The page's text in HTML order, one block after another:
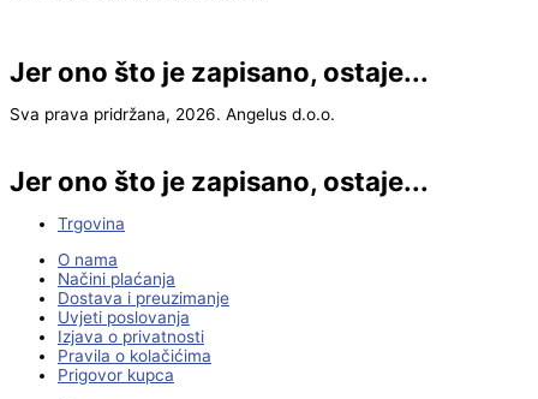
Jer ono što je zapisano, ostaje...
Sva prava pridržana, 2026. Angelus d.o.o.
Jer ono što je zapisano, ostaje...
Trgovina
O nama
Načini plaćanja
Dostava i preuzimanje
Uvjeti poslovanja
Izjava o privatnosti
Pravila o kolačićima
Prigovor kupca